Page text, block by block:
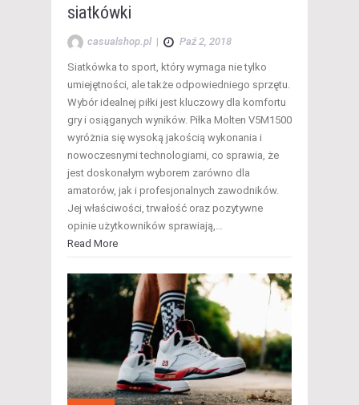
siatkówki
casualshop.pl | Paź 2, 2018
Siatkówka to sport, który wymaga nie tylko
umiejętności, ale także odpowiedniego sprzętu.
Wybór idealnej piłki jest kluczowy dla komfortu
gry i osiąganych wyników. Piłka Molten V5M1500
wyróżnia się wysoką jakością wykonania i
nowoczesnymi technologiami, co sprawia, że
jest doskonałym wyborem zarówno dla
amatorów, jak i profesjonalnych zawodników.
Jej właściwości, trwałość oraz pozytywne
opinie użytkowników sprawiają,…
Read More